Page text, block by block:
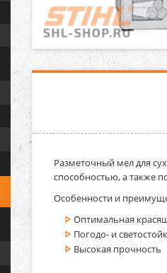
Разметочный мел для
способностью, а также
Особенности и
Оптимальная
Погодо- и
Высокая прочность